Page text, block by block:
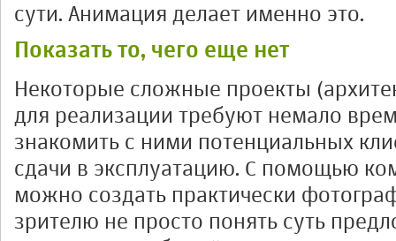
сути. Анимация делает именно это.
Показать то, чего еще нет
Некоторые сложные проекты
для реализации требуют немало
знакомить с ними потенциальных
сдачи в эксплуатацию. С помощью
можно создать практически
зрителю не просто понять суть